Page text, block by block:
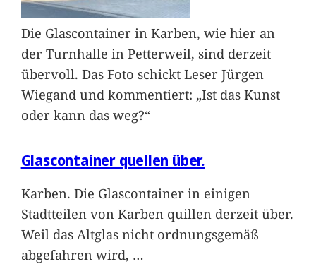
Die Glascontainer in Karben, wie hier an
der Turnhalle in Petterweil, sind derzeit
übervoll. Das Foto schickt Leser Jürgen
Wiegand und kommentiert: „Ist das Kunst
oder kann das weg?“
Glascontainer quellen über.
Karben. Die Glascontainer in einigen
Stadtteilen von Karben quillen derzeit über.
Weil das Altglas nicht ordnungsgemäß
abgefahren wird, …